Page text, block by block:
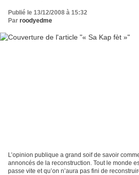
Publié le 13/12/2008 à 15:32
Par roodyedme
L’opinion publique a grand soif de savoir
annoncés de la reconstruction. Tout le monde
passe vite et qu’on n’aura pas fini de